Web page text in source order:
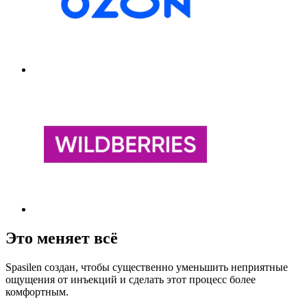
Это меняет всё
Spasilen создан, чтобы существенно уменьшить неприятные
ощущения от инъекций и сделать этот процесс более
комфортным.